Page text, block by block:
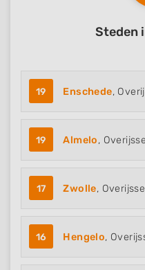
Steden
19 Enschede,
19 Almelo,
17 Zwolle,
16 Hengelo,